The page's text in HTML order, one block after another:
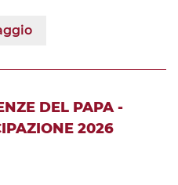
DEL PAPA -
2026